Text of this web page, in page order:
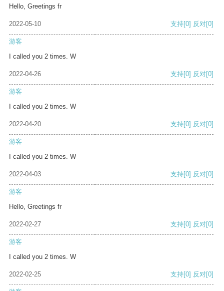
Hello, Greetings fr
2022-05-10 支持[0] 反对[0]
游客
I called you 2 times. W
2022-04-26 支持[0] 反对[0]
游客
I called you 2 times. W
2022-04-20 支持[0] 反对[0]
游客
I called you 2 times. W
2022-04-03 支持[0] 反对[0]
游客
Hello, Greetings fr
2022-02-27 支持[0] 反对[0]
游客
I called you 2 times. W
2022-02-25 支持[0] 反对[0]